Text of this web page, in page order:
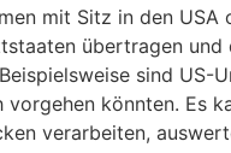
mit Sitz in den
über­tragen
sind
könnten. Es
verar­beiten,